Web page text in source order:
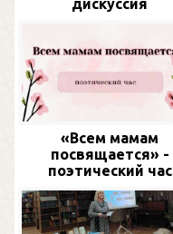
дискуссия
«Всем мамам
посвящается» -
поэтический час